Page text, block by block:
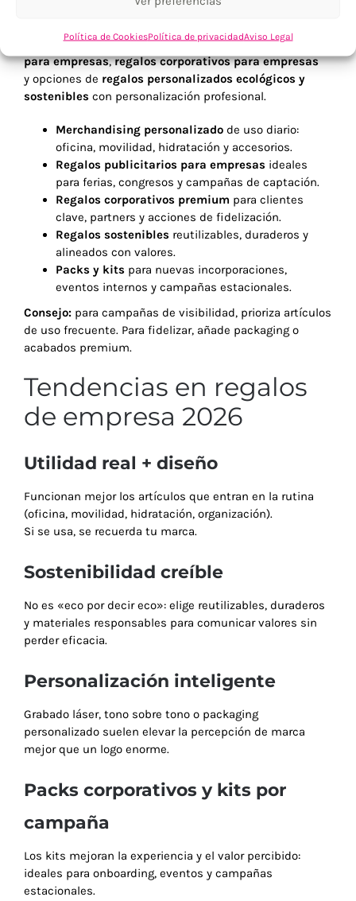
Política de CookiesPolítica de privacidadAviso Legal
están organizados para que elijas
Incluyen propuestas demerchandising personalizado
para empresas,regalos corporativos para empresas
y opciones de regalos personalizados ecológicos y
sostenibles con personalización profesional.
Merchandising personalizado de uso diario:
oficina, movilidad, hidratación y accesorios.
Regalos publicitarios para empresas ideales
para ferias, congresos y campañas de captación.
Regalos corporativos premium para clientes
clave, partners y acciones de fidelización.
Regalos sostenibles reutilizables, duraderos y
alineados con valores.
Packs y kits para nuevas incorporaciones,
eventos internos y campañas estacionales.
Consejo: para campañas de visibilidad, prioriza artículos
de uso frecuente. Para fidelizar, añade packaging o
acabados premium.
Tendencias en regalos
de empresa 2026
Utilidad real + diseño
Funcionan mejor los artículos que entran en la rutina
(oficina, movilidad, hidratación, organización).
Si se usa, se recuerda tu marca.
Sostenibilidad creíble
No es «eco por decir eco»: elige reutilizables, duraderos
y materiales responsables para comunicar valores sin
perder eficacia.
Personalización inteligente
Grabado láser, tono sobre tono o packaging
personalizado suelen elevar la percepción de marca
mejor que un logo enorme.
Packs corporativos y kits por
campaña
Los kits mejoran la experiencia y el valor percibido:
ideales para onboarding, eventos y campañas
estacionales.